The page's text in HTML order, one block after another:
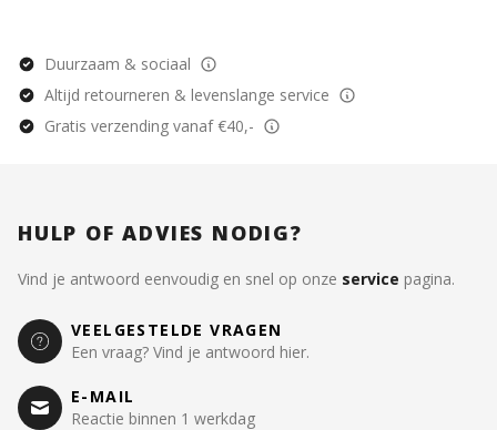
Duurzaam & sociaal
Altijd retourneren & levenslange service
Gratis verzending vanaf €40,-
HULP OF ADVIES NODIG?
Vind je antwoord eenvoudig en snel op onze service pagina.
VEELGESTELDE VRAGEN
Een vraag? Vind je antwoord hier.
E-MAIL
Reactie binnen 1 werkdag